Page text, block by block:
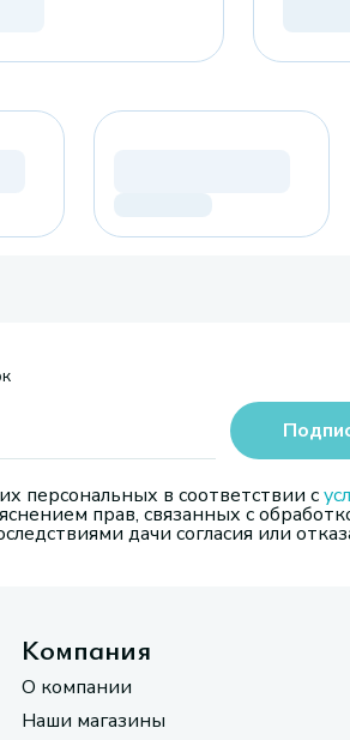
персональных в соответствии с
прав, связанных с
дачи согласия или
Компания
О компании
Наши магазины